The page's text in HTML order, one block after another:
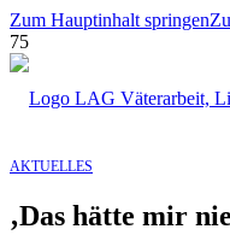
Zum Hauptinhalt springen
AKTUELLES
‚Das hätte mir